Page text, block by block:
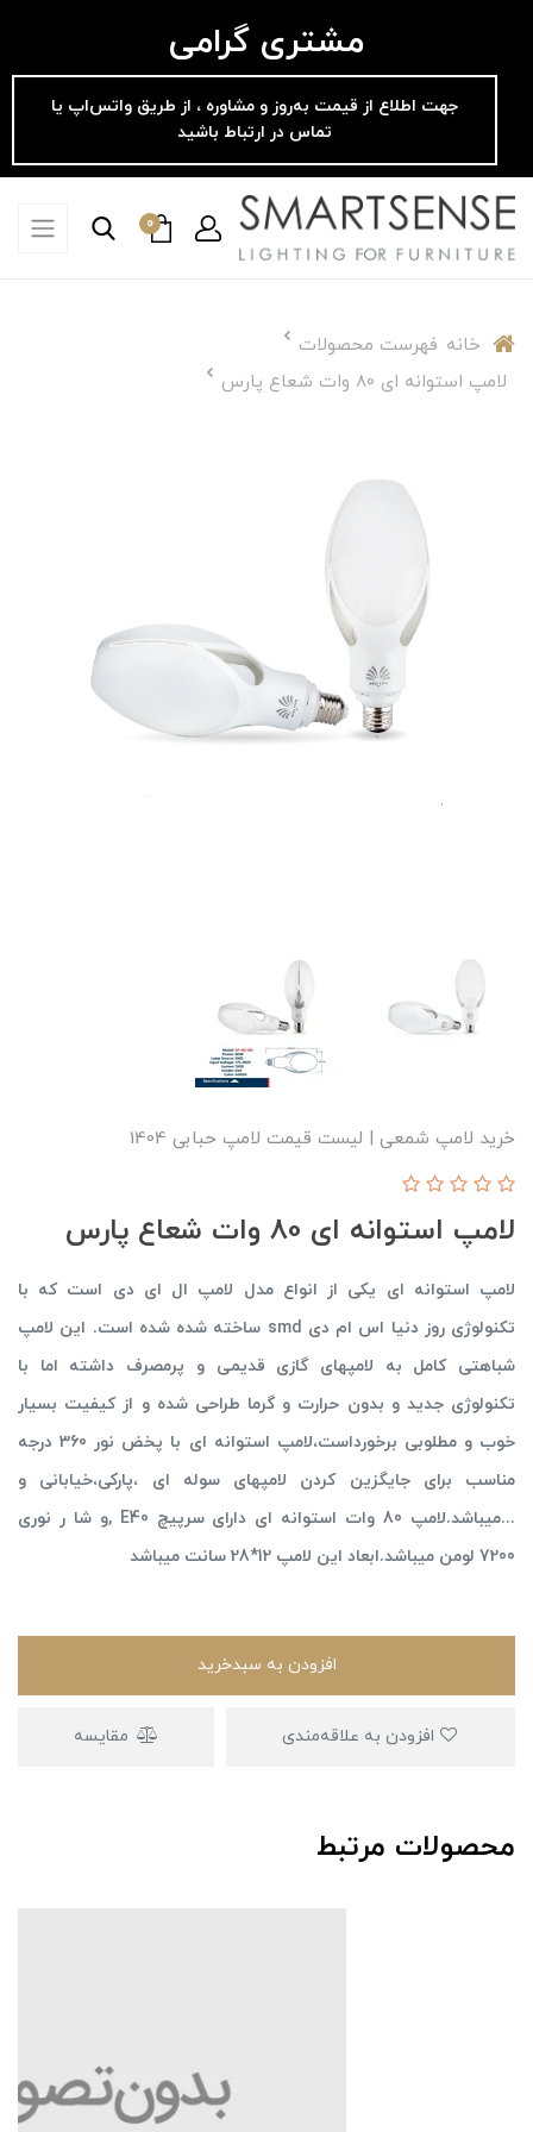
مشتری گرامی
جهت اطلاع از قیمت به‌روز و مشاوره ، از طریق واتس‌اپ یا
تماس در ارتباط باشید
0
خانه فهرست محصولات
لامپ استوانه ای 80 وات شعاع پارس
خرید لامپ شمعی | لیست قیمت لامپ حبابی 1404
لامپ استوانه ای 80 وات شعاع پارس
لامپ استوانه ای یکی از انواع مدل لامپ ال ای دی است که با
تکنولوژی روز دنیا اس ام دی smd ساخته شده شده است. این لامپ
شباهتی کامل به لامپهای گازی قدیمی و پرمصرف داشته اما با
تکنولوژی جدید و بدون حرارت و گرما طراحی شده و از کیفیت بسیار
خوب و مطلوبی برخورداست،لامپ استوانه ای با پخض نور 360 درجه
مناسب برای جایگزین کردن لامپهای سوله ای ،پارکی،خیابانی و
...میباشد.لامپ 80 وات استوانه ای دارای سرپیچ E40 ,و شا ر نوری
7200 لومن میباشد.ابعاد این لامپ 12*28 سانت میباشد
افزودن به سبدخرید
مقایسه
محصولات مرتبط